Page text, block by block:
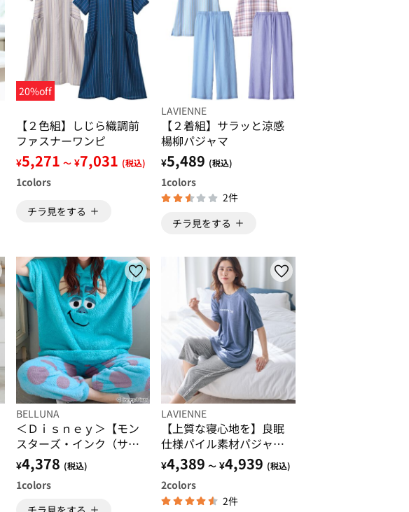
20%off
【２色組】しじら織調前
ファスナーワンピ
¥5,271 ～ ¥7,031 (税込)
1colors
チラ見をする
LAVIENNE
【２着組】サラッと涼感
楊柳パジャマ
¥5,489 (税込)
1colors
2件
チラ見をする
BELLUNA
＜Ｄｉｓｎｅｙ＞【モン
スターズ・インク（サリ
ー）】両面ボアポンチョ
¥4,378 (税込)
1colors
LAVIENNE
【上質な寝心地を】良眠
仕様パイル素材パジャマ
＜マリクレールビス＞
¥4,389 ～ ¥4,939 (税込)
2colors
2件